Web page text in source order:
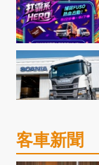
客車新聞